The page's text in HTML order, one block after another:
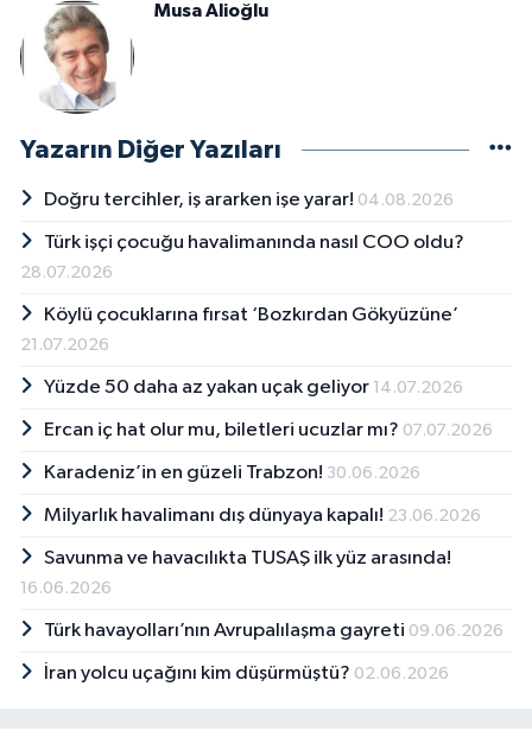
Musa Alioğlu
Yazarın Diğer Yazıları
Doğru tercihler, iş ararken işe yarar! 04.08.2026
Türk işçi çocuğu havalimanında nasıl COO oldu?
28.07.2026
Köylü çocuklarına fırsat ‘Bozkırdan Gökyüzüne’
21.07.2026
Yüzde 50 daha az yakan uçak geliyor 14.07.2026
Ercan iç hat olur mu, biletleri ucuzlar mı? 07.07.2026
Karadeniz’in en güzeli Trabzon! 30.06.2026
Milyarlık havalimanı dış dünyaya kapalı! 23.06.2026
Savunma ve havacılıkta TUSAŞ ilk yüz arasında!
16.06.2026
Türk havayolları’nın Avrupalılaşma gayreti 09.06.2026
İran yolcu uçağını kim düşürmüştü? 02.06.2026